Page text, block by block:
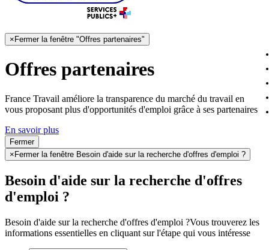
× Fermer la fenêtre "Offres partenaires"
Offres partenaires
France Travail améliore la transparence du marché du travail en
vous proposant plus d'opportunités d'emploi grâce à ses partenaires
En savoir plus
Fermer
× Fermer la fenêtre Besoin d'aide sur la recherche d'offres d'emploi ?
Besoin d'aide sur la recherche d'offres
d'emploi ?
Besoin d'aide sur la recherche d'offres d'emploi ?Vous trouverez les
informations essentielles en cliquant sur l'étape qui vous intéresse